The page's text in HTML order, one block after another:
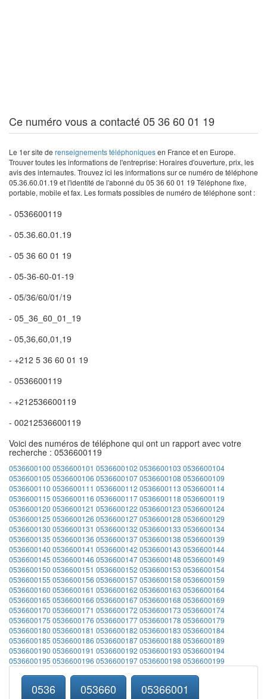
Ce numéro vous a contacté 05 36 60 01 19
Le 1er site de renseignements téléphoniquesen France et en Europe.
Trouver toutes les informations de l'entreprise: Horaires d'ouverture, prix, les
avis des internautes. Trouvez ici les informations sur ce numéro de téléphone
05.36.60.01.19 et l'identité de l'abonné du 05 36 60 01 19 Téléphone fixe,
portable, mobile et fax. Les formats possibles de numéro de téléphone sont :
- 0536600119
- 05.36.60.01.19
- 05 36 60 01 19
- 05-36-60-01-19
- 05/36/60/01/19
- 05_36_60_01_19
- 05,36,60,01,19
- +212 5 36 60 01 19
- 0536600119
- +212536600119
- 00212536600119
Voici des numéros de téléphone qui ont un rapport avec votre
recherche : 0536600119
0536600100 0536600101 0536600102 0536600103 0536600104
0536600105 0536600106 05366001070536600108 0536600109
0536600110 0536600111 0536600112 0536600113 0536600114
0536600115 0536600116 05366001170536600118 0536600119
0536600120 0536600121 0536600122 0536600123 0536600124
0536600125 0536600126 05366001270536600128 0536600129
0536600130 0536600131 0536600132 0536600133 0536600134
0536600135 0536600136 05366001370536600138 0536600139
0536600140 0536600141 0536600142 0536600143 0536600144
0536600145 0536600146 05366001470536600148 0536600149
0536600150 0536600151 0536600152 0536600153 0536600154
0536600155 0536600156 05366001570536600158 0536600159
0536600160 0536600161 0536600162 0536600163 0536600164
0536600165 0536600166 05366001670536600168 0536600169
0536600170 0536600171 0536600172 0536600173 0536600174
0536600175 0536600176 05366001770536600178 0536600179
0536600180 0536600181 0536600182 0536600183 0536600184
0536600185 0536600186 05366001870536600188 0536600189
0536600190 0536600191 0536600192 0536600193 0536600194
0536600195 0536600196 05366001970536600198 0536600199
0536 053660 05366001